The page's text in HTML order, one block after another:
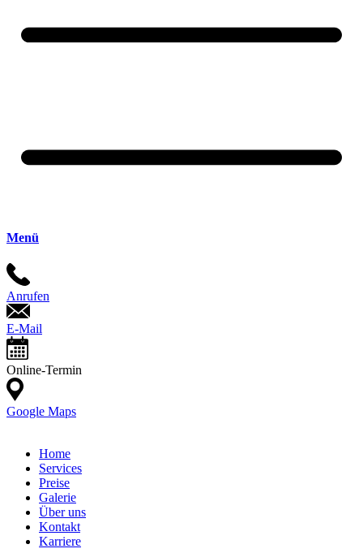
Menü
Anrufen
E-Mail
Online-Termin
Google Maps
Home
Services
Preise
Galerie
Über uns
Kontakt
Karriere